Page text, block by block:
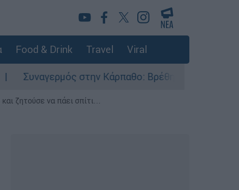
Food & Drink Travel Viral
στην Κάρπαθο: Βρέθηκαν παλιά πυρομαχικά
ζητούσε να πάει σπίτι...